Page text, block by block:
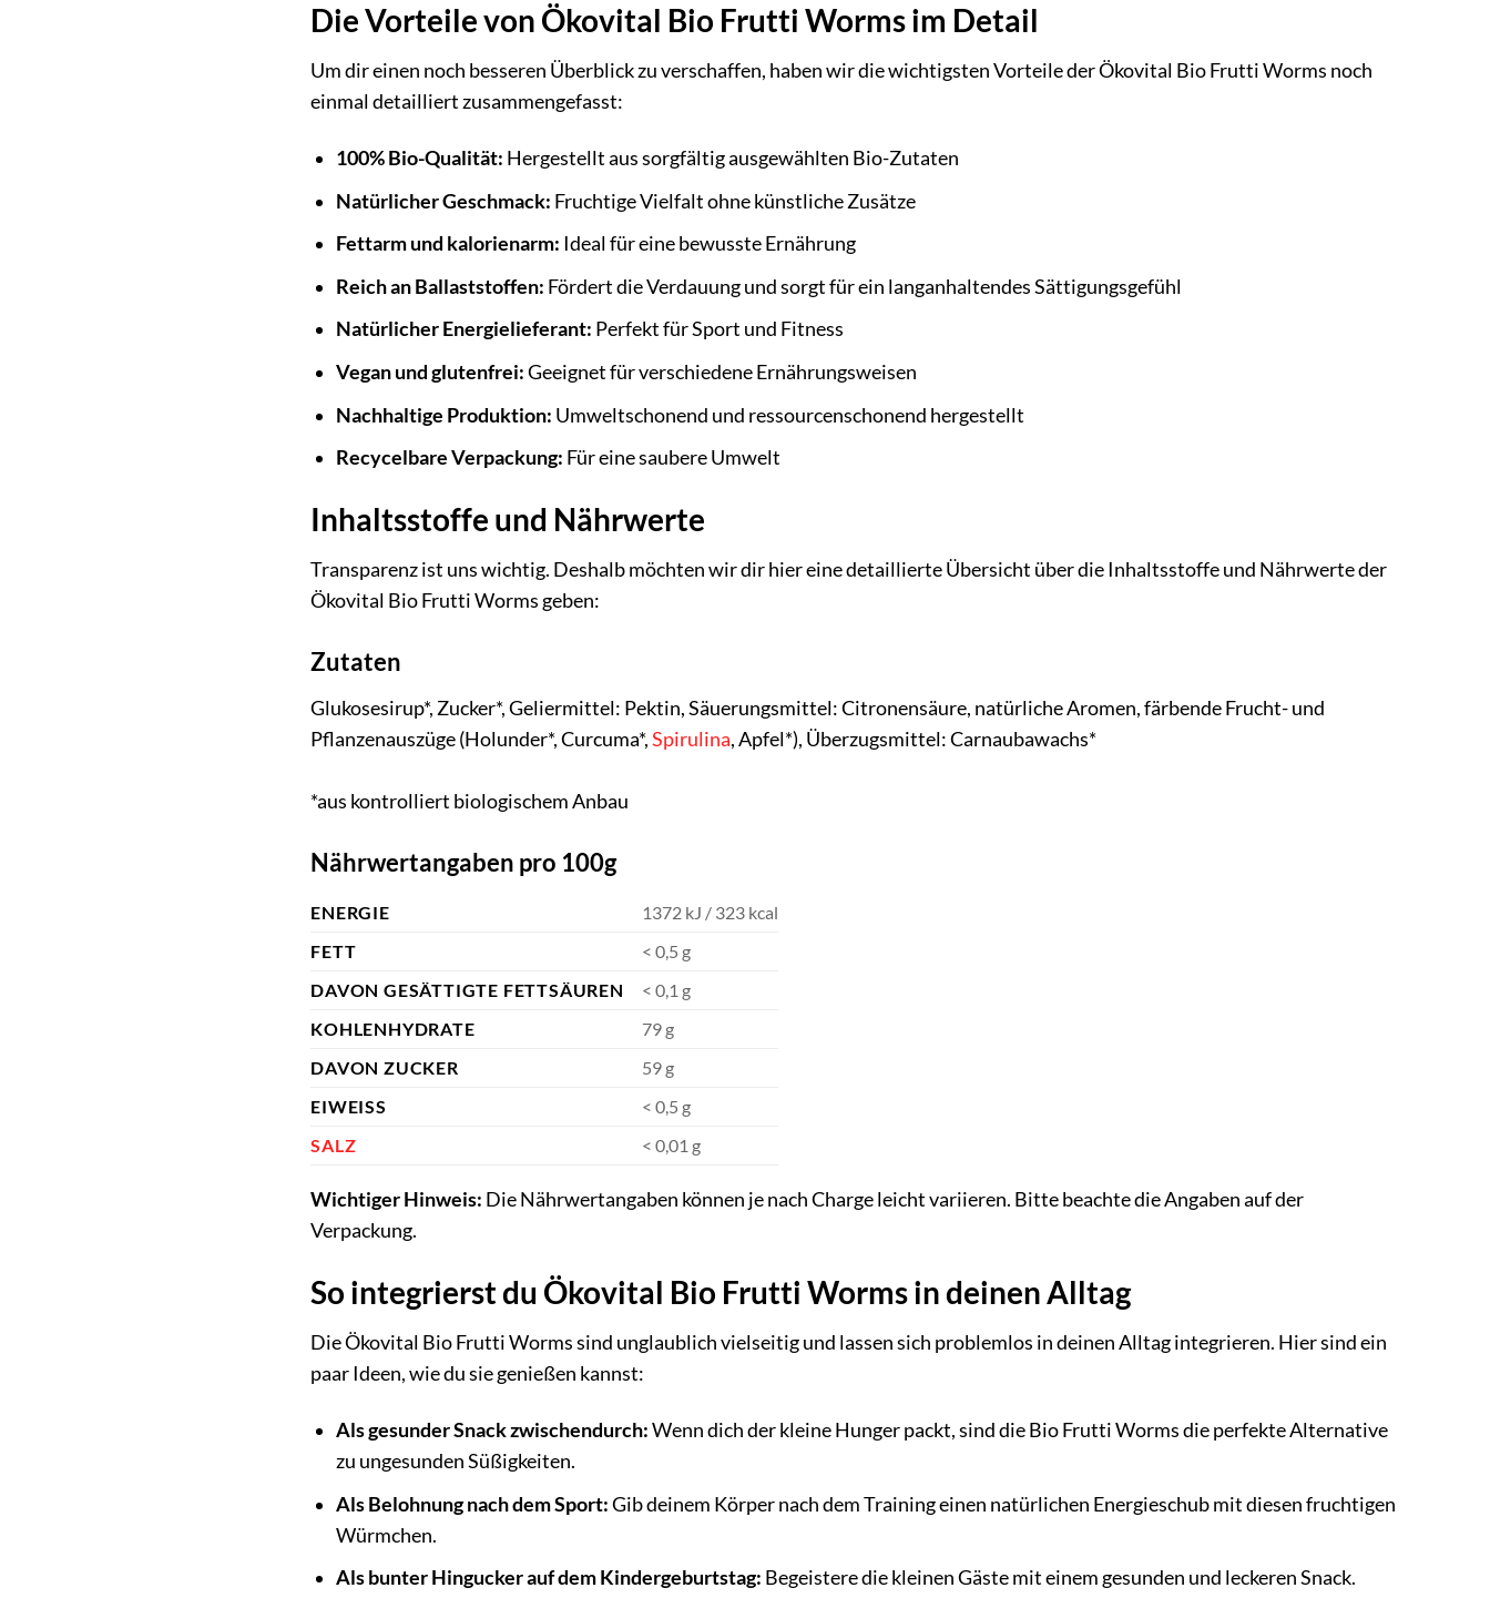
Die Vorteile von Ökovital Bio Frutti Worms im Detail
Um dir einen noch besseren Überblick zu verschaffen, haben wir die wichtigsten Vorteile der Ökovital Bio Frutti Worms noch
einmal detailliert zusammengefasst:
100% Bio-Qualität: Hergestellt aus sorgfältig ausgewählten Bio-Zutaten
Natürlicher Geschmack: Fruchtige Vielfalt ohne künstliche Zusätze
Fettarm und kalorienarm: Ideal für eine bewusste Ernährung
Reich an Ballaststoffen: Fördert die Verdauung und sorgt für ein langanhaltendes Sättigungsgefühl
Natürlicher Energielieferant: Perfekt für Sport und Fitness
Vegan und glutenfrei:Geeignet für verschiedene Ernährungsweisen
Nachhaltige Produktion: Umweltschonend und ressourcenschonend hergestellt
Recycelbare Verpackung: Für eine saubere Umwelt
Inhaltsstoffe und Nährwerte
Transparenz ist uns wichtig. Deshalb möchten wir dir hier eine detaillierte Übersicht über die Inhaltsstoffe und Nährwerte der
Ökovital Bio Frutti Worms geben:
Zutaten
Glukosesirup*, Zucker*, Geliermittel: Pektin, Säuerungsmittel: Citronensäure, natürliche Aromen, färbende Frucht- und
Pflanzenauszüge (Holunder*, Curcuma*,Spirulina, Apfel*), Überzugsmittel: Carnaubawachs*
*aus kontrolliert biologischem Anbau
Nährwertangaben pro 100g
ENERGIE
1372 kJ / 323 kcal
FETT
< 0,5 g
DAVON GESÄTTIGTE FETTSÄUREN
< 0,1 g
KOHLENHYDRATE
79 g
DAVON ZUCKER
59 g
EIWEISS
< 0,5 g
SALZ
< 0,01 g
Wichtiger Hinweis: Die Nährwertangaben können je nach Charge leicht variieren. Bitte beachte die Angaben auf der
Verpackung.
So integrierst du Ökovital Bio Frutti Worms in deinen Alltag
Die Ökovital Bio Frutti Worms sind unglaublich vielseitig und lassen sich problemlos in deinen Alltag integrieren. Hier sind ein
paar Ideen, wie du sie genießen kannst:
Als gesunder Snack zwischendurch:Wenn dich der kleine Hunger packt, sind die Bio Frutti Worms die perfekte Alternative
zu ungesunden Süßigkeiten.
Als Belohnung nach dem Sport:Gib deinem Körper nach dem Training einen natürlichen Energieschub mit diesen fruchtigen
Würmchen.
Als bunter Hingucker auf dem Kindergeburtstag: Begeistere die kleinen Gäste mit einem gesunden und leckeren Snack.